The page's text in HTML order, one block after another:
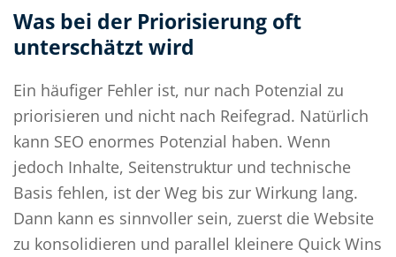
Was bei der Priorisierung oft
unterschätzt wird
Ein häufiger Fehler ist, nur nach Potenzial zu
priorisieren und nicht nach Reifegrad. Natürlich
kann SEO enormes Potenzial haben. Wenn
jedoch Inhalte, Seitenstruktur und technische
Basis fehlen, ist der Weg bis zur Wirkung lang.
Dann kann es sinnvoller sein, zuerst die Website
zu konsolidieren und parallel kleinere Quick Wins